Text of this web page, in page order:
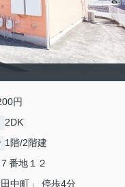
円
2DK
1階/2階建
番地１２
中町」 停歩4分